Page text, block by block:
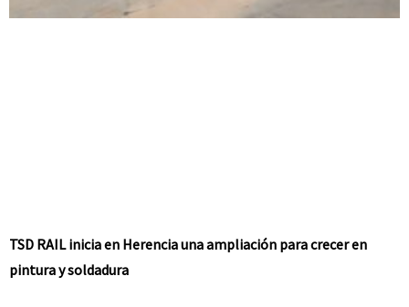
TSD RAIL inicia en Herencia una ampliación para crecer en
pintura y soldadura